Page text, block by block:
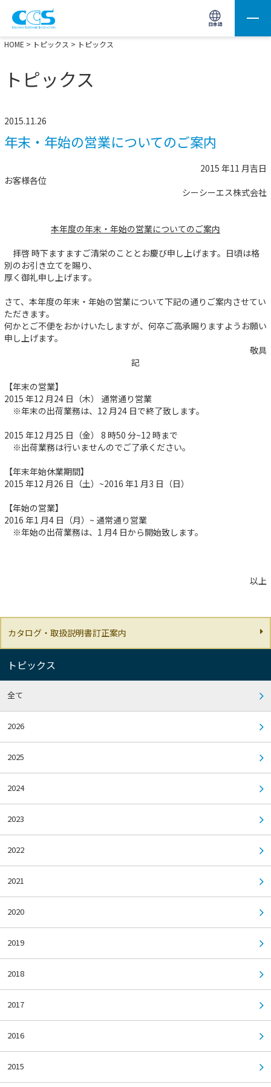
日本語
画像処理用の製品検索 サイト内検索(Enterで実行)
HOME > トピックス > トピックス
トピックス
2015.11.26
年末・年始の営業についてのご案内
2015 年11 月吉日
お客様各位
シーシーエス株式会社
本年度の年末・年始の営業についてのご案内
拝啓 時下ますますご清栄のこととお慶び申し上げます。日頃は格
別のお引き立てを賜り、
厚く御礼申し上げます。
さて、本年度の年末・年始の営業について下記の通りご案内させてい
ただきます。
何かとご不便をおかけいたしますが、何卒ご高承賜りますようお願い
申し上げます。
敬具
記
【年末の営業】
2015 年12 月24 日（木） 通常通り営業
※年末の出荷業務は、12 月24 日で終了致します。
2015 年12 月25 日（金） 8 時50 分~12 時まで
※出荷業務は行いませんのでご了承ください。
【年末年始休業期間】
2015 年12 月26 日（土）~2016 年1 月3 日（日）
【年始の営業】
2016 年1 月4 日（月）~ 通常通り営業
※年始の出荷業務は、1 月4 日から開始致します。
以上
カタログ・取扱説明書訂正案内
トピックス
全て
2026
2025
2024
2023
2022
2021
2020
2019
2018
2017
2016
2015